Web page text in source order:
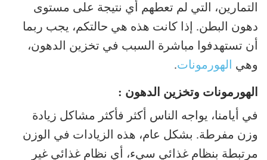
التمارين، التي لم تعطهم أي نتيجة على مستوى
دهون البطن. إذا كانت هذه هي حالتكم، يجب ربما
أن تستهدفوا مباشرة السبب في تخزين الدهون،
وهي الهورمونات.
الهورمونات وتخزين الدهون :
في أيامنا، يواجه الناس أكثر فأكثر مشاكل زيادة
وزن مفرطة. بشكل عام، هذه الزيادات في الوزن
مرتبطة بنظام غذائي سيء، أي نظام غذائي غير